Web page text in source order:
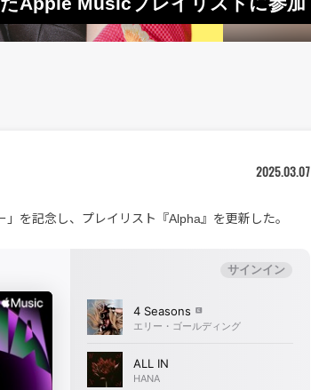
2025.03.07
を記念し、プレイリスト『Alpha』を更新した。